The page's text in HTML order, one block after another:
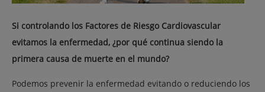
Si controlando los Factores de Riesgo Cardiovascular
evitamos la enfermedad, ¿por qué continua siendo la
primera causa de muerte en el mundo?
Podemos prevenir la enfermedad evitando o reduciendo los